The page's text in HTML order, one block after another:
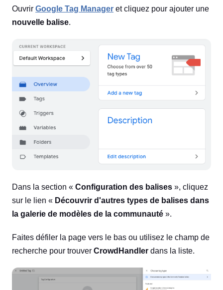
Ouvrir Google Tag Manager et cliquez pour ajouter une
nouvelle balise.
Dans la section « Configuration des balises », cliquez
sur le lien « Découvrir d'autres types de balises dans
la galerie de modèles de la communauté ».
Faites défiler la page vers le bas ou utilisez le champ de
recherche pour trouver CrowdHandler dans la liste.